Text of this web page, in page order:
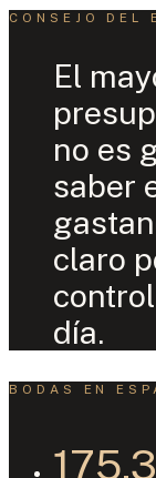
CONSEJO DEL
El
no es
saber
claro
día.
BODAS EN